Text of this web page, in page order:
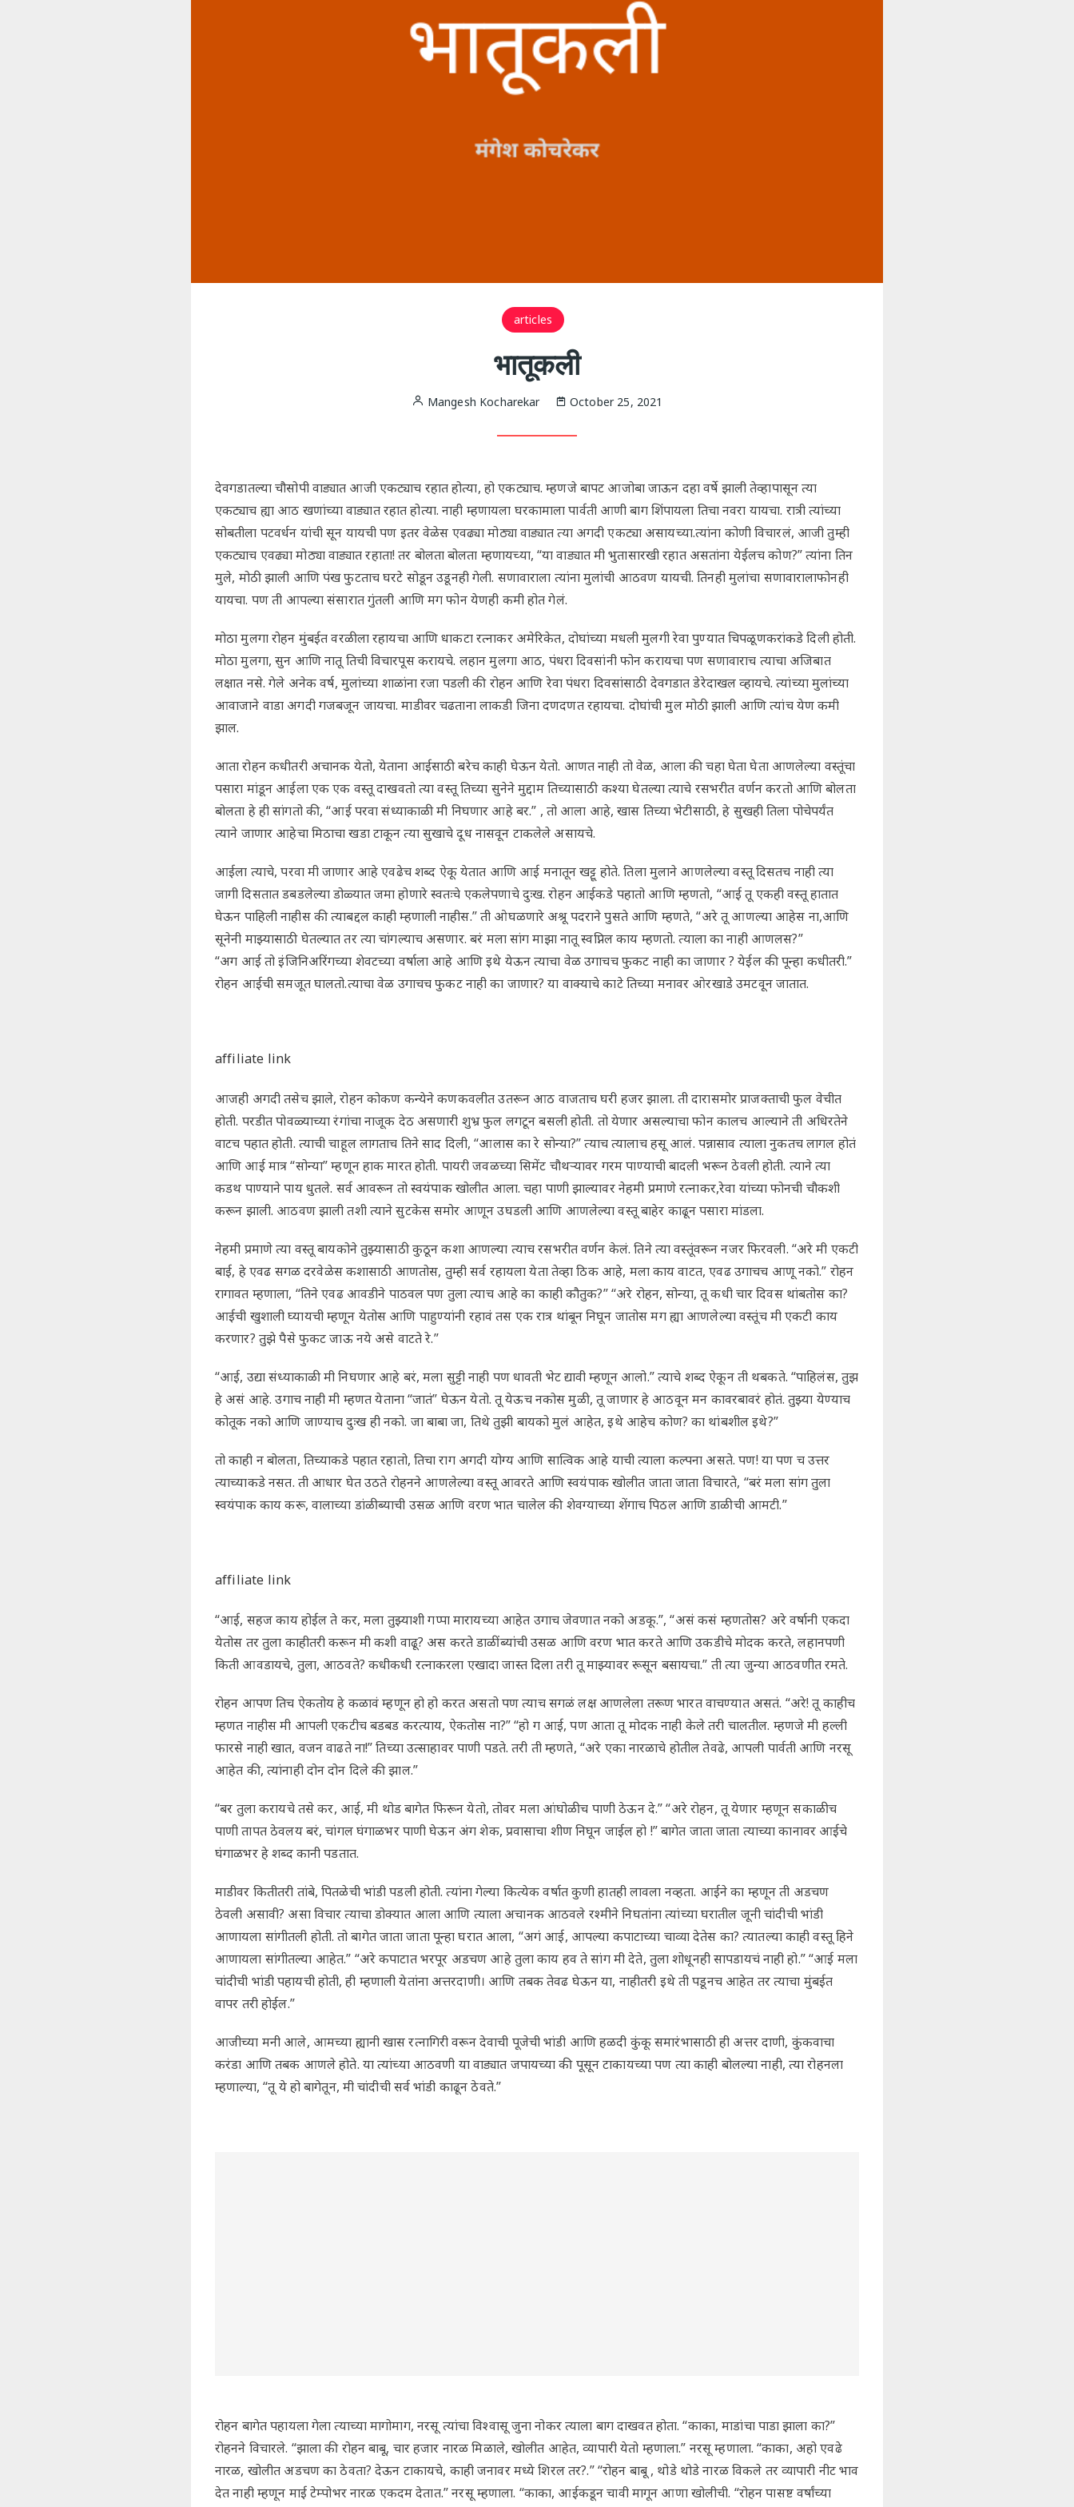
articles
भातूकली
Mangesh Kocharekar October 25, 2021
देवगडातल्या चौसोपी वाड्यात आजी एकट्याच रहात होत्या, हो एकट्याच. म्हणजे बापट आजोबा जाऊन दहा वर्षे झाली तेव्हापासून त्या
एकट्याच ह्या आठ खणांच्या वाड्यात रहात होत्या. नाही म्हणायला घरकामाला पार्वती आणी बाग शिंपायला तिचा नवरा यायचा. रात्री त्यांच्या
सोबतीला पटवर्धन यांची सून यायची पण इतर वेळेस एवढ्या मोठ्या वाड्यात त्या अगदी एकट्या असायच्या.त्यांना कोणी विचारलं, आजी तुम्ही
एकट्याच एवढ्या मोठ्या वाड्यात रहाता! तर बोलता बोलता म्हणायच्या, “या वाड्यात मी भुतासारखी रहात असतांना येईलच कोण?” त्यांना तिन
मुले, मोठी झाली आणि पंख फुटताच घरटे सोडून उडूनही गेली. सणावाराला त्यांना मुलांची आठवण यायची. तिनही मुलांचा सणावारालाफोनही
यायचा. पण ती आपल्या संसारात गुंतली आणि मग फोन येणही कमी होत गेलं.
मोठा मुलगा रोहन मुंबईत वरळीला रहायचा आणि धाकटा रत्नाकर अमेरिकेत, दोघांच्या मधली मुलगी रेवा पुण्यात चिपळूणकरांकडे दिली होती.
मोठा मुलगा, सुन आणि नातू तिची विचारपूस करायचे. लहान मुलगा आठ, पंधरा दिवसांनी फोन करायचा पण सणावाराच त्याचा अजिबात
लक्षात नसे. गेले अनेक वर्ष, मुलांच्या शाळांना रजा पडली की रोहन आणि रेवा पंधरा दिवसांसाठी देवगडात डेरेदाखल व्हायचे. त्यांच्या मुलांच्या
आवाजाने वाडा अगदी गजबजून जायचा. माडीवर चढताना लाकडी जिना दणदणत रहायचा. दोघांची मुल मोठी झाली आणि त्यांच येण कमी
झाल.
आता रोहन कधीतरी अचानक येतो, येताना आईसाठी बरेच काही घेऊन येतो. आणत नाही तो वेळ, आला की चहा घेता घेता आणलेल्या वस्तूंचा
पसारा मांडून आईला एक एक वस्तू दाखवतो त्या वस्तू तिच्या सुनेने मुद्दाम तिच्यासाठी कश्या घेतल्या त्याचे रसभरीत वर्णन करतो आणि बोलता
बोलता हे ही सांगतो की, “आई परवा संध्याकाळी मी निघणार आहे बर.” , तो आला आहे, खास तिच्या भेटीसाठी, हे सुखही तिला पोचेपर्यंत
त्याने जाणार आहेचा मिठाचा खडा टाकून त्या सुखाचे दूध नासवून टाकलेले असायचे.
आईला त्याचे, परवा मी जाणार आहे एवढेच शब्द ऐकू येतात आणि आई मनातून खट्टू होते. तिला मुलाने आणलेल्या वस्तू दिसतच नाही त्या
जागी दिसतात डबडलेल्या डोळ्यात जमा होणारे स्वतःचे एकलेपणाचे दुःख. रोहन आईकडे पहातो आणि म्हणतो, “आई तू एकही वस्तू हातात
घेऊन पाहिली नाहीस की त्याबद्दल काही म्हणाली नाहीस.” ती ओघळणारे अश्रू पदराने पुसते आणि म्हणते, “अरे तू आणल्या आहेस ना,आणि
सूनेनी माझ्यासाठी घेतल्यात तर त्या चांगल्याच असणार. बरं मला सांग माझा नातू स्वप्निल काय म्हणतो. त्याला का नाही आणलस?”
“अग आई तो इंजिनिअरिंगच्या शेवटच्या वर्षाला आहे आणि इथे येऊन त्याचा वेळ उगाचच फुकट नाही का जाणार ? येईल की पून्हा कधीतरी.”
रोहन आईची समजूत घालतो.त्याचा वेळ उगाचच फुकट नाही का जाणार? या वाक्याचे काटे तिच्या मनावर ओरखाडे उमटवून जातात.
affiliate link
आजही अगदी तसेच झाले, रोहन कोकण कन्येने कणकवलीत उतरून आठ वाजताच घरी हजर झाला. ती दारासमोर प्राजक्ताची फुल वेचीत
होती. परडीत पोवळ्याच्या रंगांचा नाजूक देठ असणारी शुभ्र फुल लगटून बसली होती. तो येणार असल्याचा फोन कालच आल्याने ती अधिरतेने
वाटच पहात होती. त्याची चाहूल लागताच तिने साद दिली, “आलास का रे सोन्या?” त्याच त्यालाच हसू आलं. पन्नासाव त्याला नुकतच लागल होतं
आणि आई मात्र “सोन्या” म्हणून हाक मारत होती. पायरी जवळच्या सिमेंट चौथऱ्यावर गरम पाण्याची बादली भरून ठेवली होती. त्याने त्या
कडथ पाण्याने पाय धुतले. सर्व आवरून तो स्वयंपाक खोलीत आला. चहा पाणी झाल्यावर नेहमी प्रमाणे रत्नाकर,रेवा यांच्या फोनची चौकशी
करून झाली. आठवण झाली तशी त्याने सुटकेस समोर आणून उघडली आणि आणलेल्या वस्तू बाहेर काढून पसारा मांडला.
नेहमी प्रमाणे त्या वस्तू बायकोने तुझ्यासाठी कुठून कशा आणल्या त्याच रसभरीत वर्णन केलं. तिने त्या वस्तूंवरून नजर फिरवली. “अरे मी एकटी
बाई, हे एवढ सगळ दरवेळेस कशासाठी आणतोस, तुम्ही सर्व रहायला येता तेव्हा ठिक आहे, मला काय वाटत, एवढ उगाचच आणू नको.” रोहन
रागावत म्हणाला, “तिने एवढ आवडीने पाठवल पण तुला त्याच आहे का काही कौतुक?” “अरे रोहन, सोन्या, तू कधी चार दिवस थांबतोस का?
आईची खुशाली घ्यायची म्हणून येतोस आणि पाहुण्यांनी रहावं तस एक रात्र थांबून निघून जातोस मग ह्या आणलेल्या वस्तूंच मी एकटी काय
करणार? तुझे पैसे फुकट जाऊ नये असे वाटते रे.”
“आई, उद्या संध्याकाळी मी निघणार आहे बरं, मला सुट्टी नाही पण धावती भेट द्यावी म्हणून आलो.” त्याचे शब्द ऐकून ती थबकते. “पाहिलंस, तुझ
हे असं आहे. उगाच नाही मी म्हणत येताना “जातं” घेऊन येतो. तू येऊच नकोस मुळी, तू जाणार हे आठवून मन कावरबावरं होतं. तुझ्या येण्याच
कोतूक नको आणि जाण्याच दुःख ही नको. जा बाबा जा, तिथे तुझी बायको मुलं आहेत, इथे आहेच कोण? का थांबशील इथे?”
तो काही न बोलता, तिच्याकडे पहात रहातो, तिचा राग अगदी योग्य आणि सात्विक आहे याची त्याला कल्पना असते. पण! या पण च उत्तर
त्याच्याकडे नसत. ती आधार घेत उठते रोहनने आणलेल्या वस्तू आवरते आणि स्वयंपाक खोलीत जाता जाता विचारते, “बरं मला सांग तुला
स्वयंपाक काय करू, वालाच्या डांळीब्याची उसळ आणि वरण भात चालेल की शेवग्याच्या शेंगाच पिठल आणि डाळीची आमटी.”
affiliate link
“आई, सहज काय होईल ते कर, मला तुझ्याशी गप्पा मारायच्या आहेत उगाच जेवणात नको अडकू.”, “असं कसं म्हणतोस? अरे वर्षानी एकदा
येतोस तर तुला काहीतरी करून मी कशी वाढू? अस करते डाळींब्यांची उसळ आणि वरण भात करते आणि उकडीचे मोदक करते, लहानपणी
किती आवडायचे, तुला, आठवते? कधीकधी रत्नाकरला एखादा जास्त दिला तरी तू माझ्यावर रूसून बसायचा.” ती त्या जुन्या आठवणीत रमते.
रोहन आपण तिच ऐकतोय हे कळावं म्हणून हो हो करत असतो पण त्याच सगळं लक्ष आणलेला तरूण भारत वाचण्यात असतं. “अरे! तू काहीच
म्हणत नाहीस मी आपली एकटीच बडबड करत्याय, ऐकतोस ना?” “हो ग आई, पण आता तू मोदक नाही केले तरी चालतील. म्हणजे मी हल्ली
फारसे नाही खात, वजन वाढते ना!” तिच्या उत्साहावर पाणी पडते. तरी ती म्हणते, “अरे एका नारळाचे होतील तेवढे, आपली पार्वती आणि नरसू
आहेत की, त्यांनाही दोन दोन दिले की झाल.”
“बर तुला करायचे तसे कर, आई, मी थोड बागेत फिरून येतो, तोवर मला आंघोळीच पाणी ठेऊन दे.” “अरे रोहन, तू येणार म्हणून सकाळीच
पाणी तापत ठेवलय बरं, चांगल घंगाळभर पाणी घेऊन अंग शेक, प्रवासाचा शीण निघून जाईल हो !” बागेत जाता जाता त्याच्या कानावर आईचे
घंगाळभर हे शब्द कानी पडतात.
माडीवर कितीतरी तांबे, पितळेची भांडी पडली होती. त्यांना गेल्या कित्येक वर्षात कुणी हातही लावला नव्हता. आईने का म्हणून ती अडचण
ठेवली असावी? असा विचार त्याचा डोक्यात आला आणि त्याला अचानक आठवले रश्मीने निघतांना त्यांच्या घरातील जूनी चांदीची भांडी
आणायला सांगीतली होती. तो बागेत जाता जाता पून्हा घरात आला, “अगं आई, आपल्या कपाटाच्या चाव्या देतेस का? त्यातल्या काही वस्तू हिने
आणायला सांगीतल्या आहेत.” “अरे कपाटात भरपूर अडचण आहे तुला काय हव ते सांग मी देते, तुला शोधूनही सापडायचं नाही हो.” “आई मला
चांदीची भांडी पहायची होती, ही म्हणाली येतांना अत्तरदाणी। आणि तबक तेवढ घेऊन या, नाहीतरी इथे ती पडूनच आहेत तर त्याचा मुंबईत
वापर तरी होईल.”
आजीच्या मनी आले, आमच्या ह्यानी खास रत्नागिरी वरून देवाची पूजेची भांडी आणि हळदी कुंकू समारंभासाठी ही अत्तर दाणी, कुंकवाचा
करंडा आणि तबक आणले होते. या त्यांच्या आठवणी या वाड्यात जपायच्या की पूसून टाकायच्या पण त्या काही बोलल्या नाही, त्या रोहनला
म्हणाल्या, “तू ये हो बागेतून, मी चांदीची सर्व भांडी काढून ठेवते.”
रोहन बागेत पहायला गेला त्याच्या मागोमाग, नरसू त्यांचा विश्वासू जुना नोकर त्याला बाग दाखवत होता. “काका, माडांचा पाडा झाला का?”
रोहनने विचारले. “झाला की रोहन बाबू, चार हजार नारळ मिळाले, खोलीत आहेत, व्यापारी येतो म्हणाला.” नरसू म्हणाला. “काका, अहो एवढे
नारळ, खोलीत अडचण का ठेवता? देऊन टाकायचे, काही जनावर मध्ये शिरल तर?.” “रोहन बाबू , थोडे थोडे नारळ विकले तर व्यापारी नीट भाव
देत नाही म्हणून माई टेम्पोभर नारळ एकदम देतात.” नरसू म्हणाला. “काका, आईकडून चावी मागून आणा खोलीची. “रोहन पासष्ट वर्षांच्या